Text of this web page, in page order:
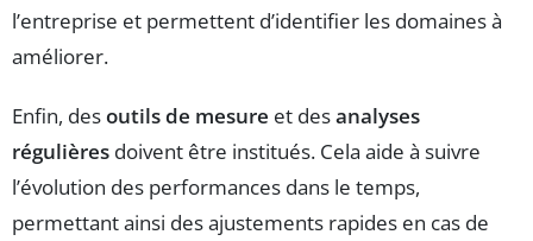
l’entreprise et permettent d’identifier les domaines à
améliorer.
Enfin, desoutils de mesure et desanalyses
régulières doivent être institués. Cela aide à suivre
l’évolution des performances dans le temps,
permettant ainsi des ajustements rapides en cas de